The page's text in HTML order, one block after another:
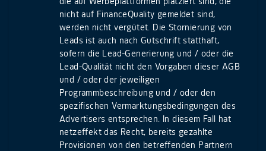
nicht auf FinanceQuality gemeldet sind,
werden nicht vergütet. Die Stornierung von
Leads ist auch nach Gutschrift statthaft,
sofern die Lead-Generierung und / oder die
Lead-Qualität nicht den Vorgaben dieser AGB
und / oder der jeweiligen
Programmbeschreibung und / oder den
spezifischen Vermarktungsbedingungen des
Advertisers entsprechen. In diesem Fall hat
netzeffekt das Recht, bereits gezahlte
Provisionen von den betreffenden Partnern